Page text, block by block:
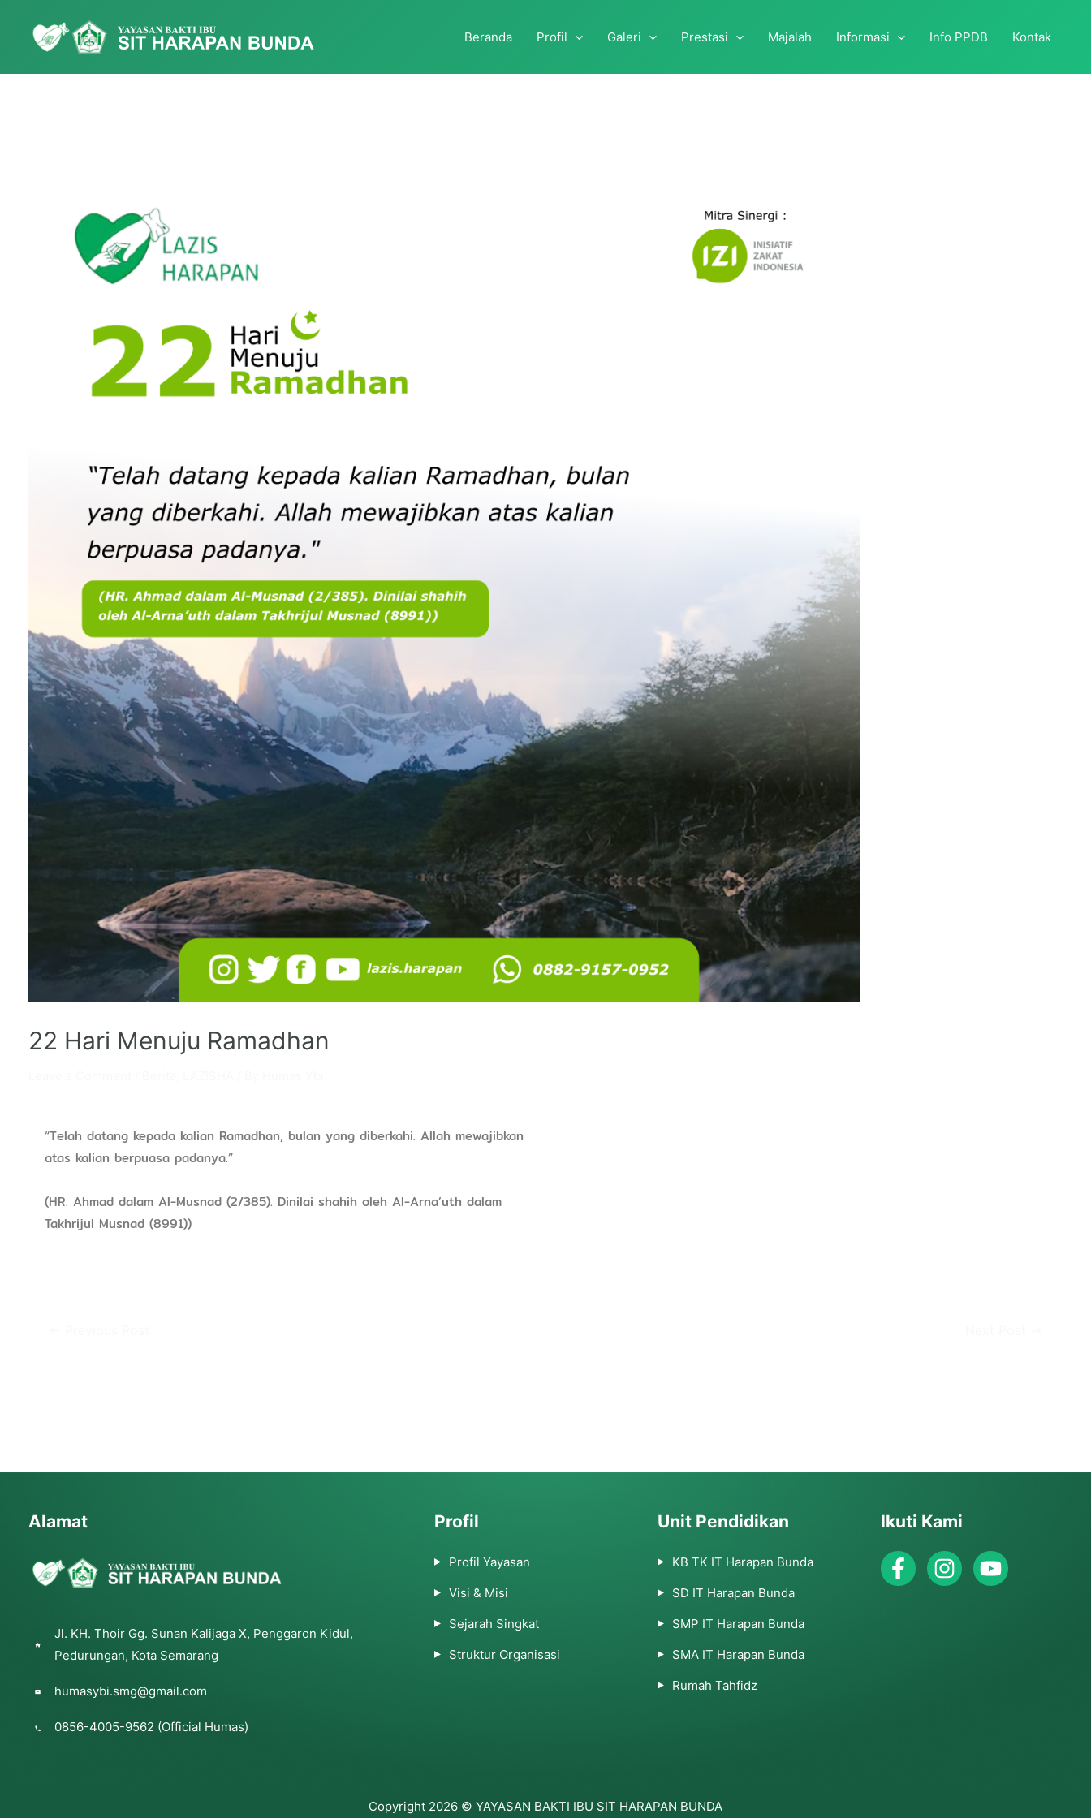
Beranda Profil Galeri Prestasi Majalah Informasi Info PPDB Kontak
22 Hari Menuju Ramadhan
“Telah datang kepada kalian Ramadhan, bulan yang diberkahi. Allah mewajibkan
atas kalian berpuasa padanya.”
(HR. Ahmad dalam Al-Musnad (2/385). Dinilai shahih oleh Al-Arna’uth dalam
Takhrijul Musnad (8991))
Alamat
Jl. KH. Thoir Gg. Sunan Kalijaga X, Penggaron Kidul,
Pedurungan, Kota Semarang
humasybi.smg@gmail.com
0856-4005-9562 (Official Humas)
Profil
Profil Yayasan
Visi & Misi
Sejarah Singkat
Struktur Organisasi
Unit Pendidikan
KB TK IT Harapan Bunda
SD IT Harapan Bunda
SMP IT Harapan Bunda
SMA IT Harapan Bunda
Rumah Tahfidz
Ikuti Kami
Copyright 2026 © YAYASAN BAKTI IBU SIT HARAPAN BUNDA